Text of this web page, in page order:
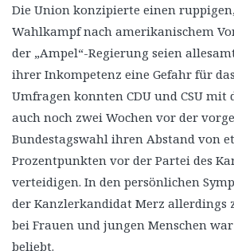
Die Union konzipierte einen
Wahlkampf nach amerikanischem
der „Ampel“-Regierung seien
ihrer Inkompetenz eine Gefahr für
Umfragen konnten CDU und CSU mit
auch noch zwei Wochen vor der
Bundestagswahl ihren Abstand von
Prozentpunkten vor der Partei des
verteidigen. In den persönlichen
der Kanzlerkandidat Merz allerdings
bei Frauen und jungen Menschen
beliebt.